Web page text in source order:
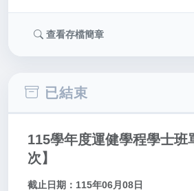
查看存檔簡章
已結束
115學年度運健學程學士班
次】
截止日期：115年06月08日